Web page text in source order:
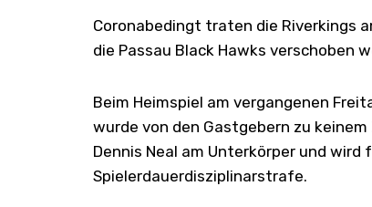
Coronabedingt traten die Riverkings
die Passau Black Hawks verschoben
Beim Heimspiel am vergangenen
wurde von den Gastgebern zu
Dennis Neal am Unterkörper und
Spielerdauerdisziplinarstrafe.